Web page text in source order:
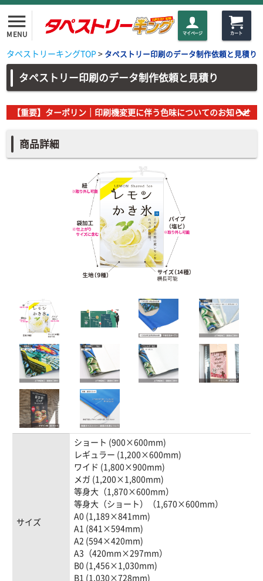
menu
MENU マイページ カート
タペストリーキングTOP > タペストリー印刷のデータ制作依頼と見積り
タペストリー印刷のデータ制作依頼と見積り
【重要】ターポリン｜印刷機変更に伴う色味についてのお知らせ
商品詳細
サイズ
ショート (900×600mm)
レギュラー (1,200×600mm)
ワイド (1,800×900mm)
メガ (1,200×1,800mm)
等身大（1,870×600mm）
等身大（ショート）（1,670×600mm）
A0 (1,189×841mm)
A1 (841×594mm)
A2 (594×420mm)
A3（420mm×297mm）
B0 (1,456×1,030mm)
B1 (1,030×728mm)